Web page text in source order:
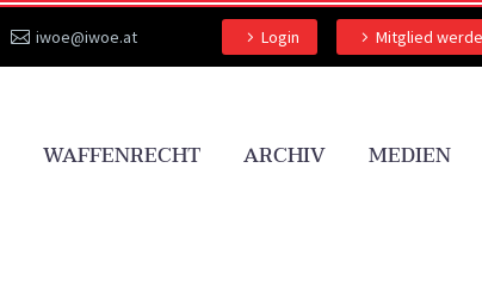
iwoe@iwoe.at Login Mitglied
WAFFENRECHT ARCHIV MEDIEN